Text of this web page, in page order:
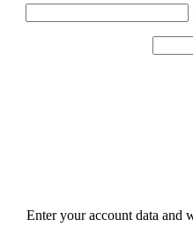
Enter your account data and